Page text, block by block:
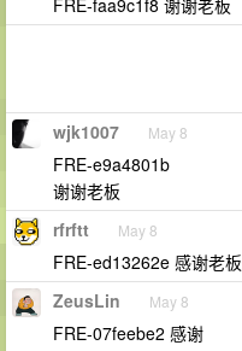
FRE-faa9c1f8 谢谢老板
wjk1007 May 8
FRE-e9a4801b
谢谢老板
rfrftt May 8
FRE-ed13262e 感谢老板
ZeusLin May 8
FRE-07feebe2 感谢